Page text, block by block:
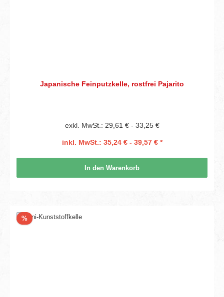
Japanische Feinputzkelle, rostfrei Pajarito
exkl. MwSt.: 29,61 € - 33,25 €
inkl. MwSt.: 35,24 € - 39,57 € *
In den Warenkorb
%Rabatt